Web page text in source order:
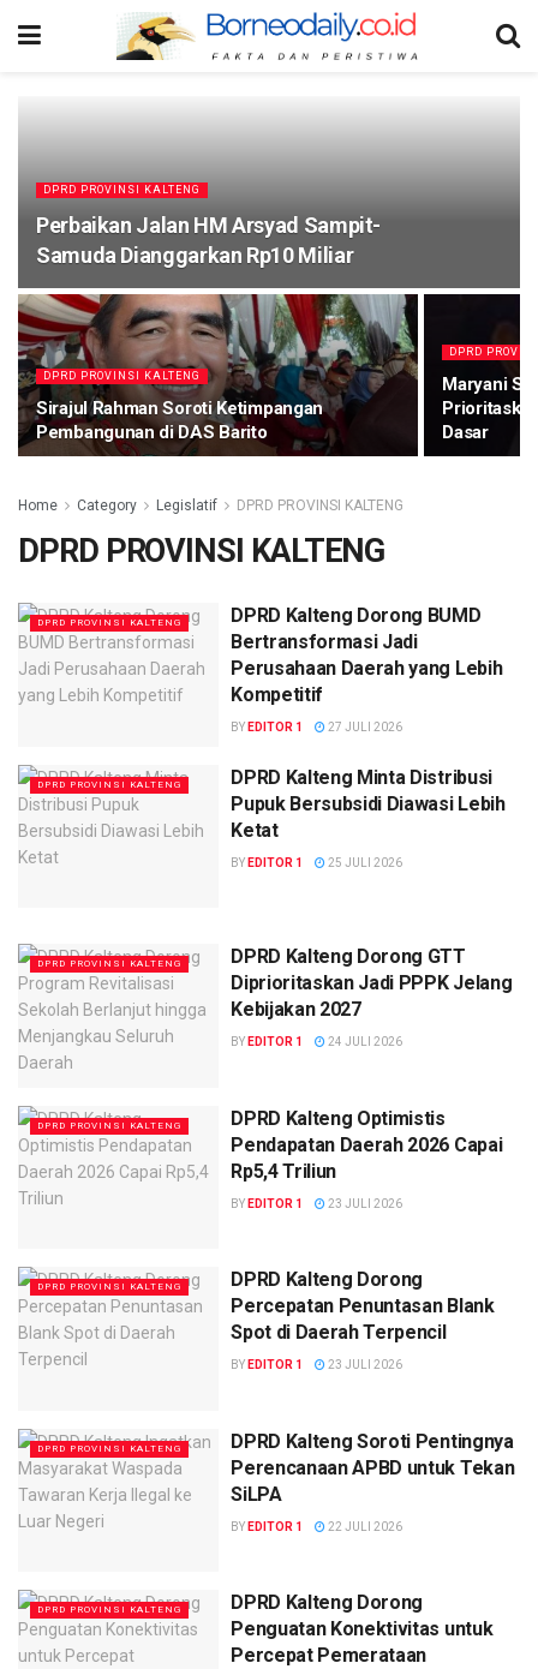
DPRD PROVINSI KALTENG
Perbaikan Jalan HM Arsyad Sampit-
Samuda Dianggarkan Rp10 Miliar
DPRD PROVINSI KALTENG
Sirajul Rahman Soroti Ketimpangan
Pembangunan di DAS Barito
DPRD
Maryani
Dasar
Home Category Legislatif DPRD PROVINSI KALTENG
DPRD PROVINSI KALTENG
DPRD PROVINSI KALTENG
DPRD Kalteng Dorong BUMD
Bertransformasi Jadi
Perusahaan Daerah yang Lebih
Kompetitif
BY EDITOR 1 27 JULI 2026
DPRD PROVINSI KALTENG
DPRD Kalteng Minta Distribusi
Pupuk Bersubsidi Diawasi Lebih
Ketat
BY EDITOR 1 25 JULI 2026
DPRD PROVINSI KALTENG
DPRD Kalteng Dorong GTT
Diprioritaskan Jadi PPPK Jelang
Kebijakan 2027
BY EDITOR 1 24 JULI 2026
DPRD PROVINSI KALTENG
DPRD Kalteng Optimistis
Pendapatan Daerah 2026 Capai
Rp5,4 Triliun
BY EDITOR 1 23 JULI 2026
DPRD PROVINSI KALTENG
DPRD Kalteng Dorong
Percepatan Penuntasan Blank
Spot di Daerah Terpencil
BY EDITOR 1 23 JULI 2026
DPRD PROVINSI KALTENG
DPRD Kalteng Soroti Pentingnya
Perencanaan APBD untuk Tekan
SiLPA
BY EDITOR 1 22 JULI 2026
DPRD PROVINSI KALTENG
DPRD Kalteng Dorong
Penguatan Konektivitas untuk
Percepat Pemerataan